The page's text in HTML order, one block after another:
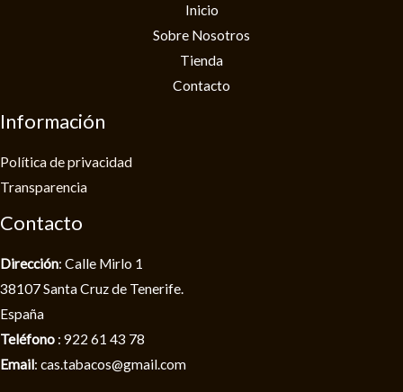
Inicio
Sobre Nosotros
Tienda
Contacto
Información
Política de privacidad​
Transparencia
Contacto
Dirección: Calle Mirlo 1
38107 Santa Cruz de Tenerife.
España
Teléfono : 922 61 43 78
Email: cas.tabacos@gmail.com